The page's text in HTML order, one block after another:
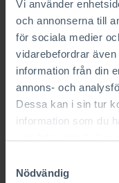
Vi använder
och annonserna till
för sociala medier
vidarebefordrar
information från din
annons- och
Dessa kan i sin tur
information som du
Nödvändig
12. Nära-
Från och med
Europa uppfylla
hus uppfyller
energibyggnad.
hög
krävs bör tillföras